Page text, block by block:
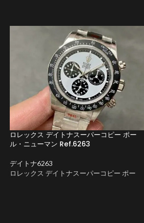
ロレックス デイトナスーパーコピー ポー
ル・ニューマン Ref.6263
デイトナ6263
ロレックス デイトナスーパーコピー ポー